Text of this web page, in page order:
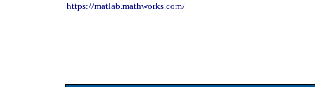
https://matlab.mathworks.com/